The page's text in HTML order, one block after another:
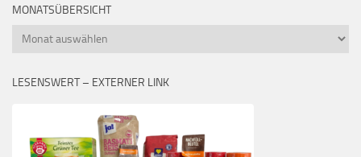
MONATSÜBERSICHT
Monatsübersicht
LESENSWERT – EXTERNER LINK